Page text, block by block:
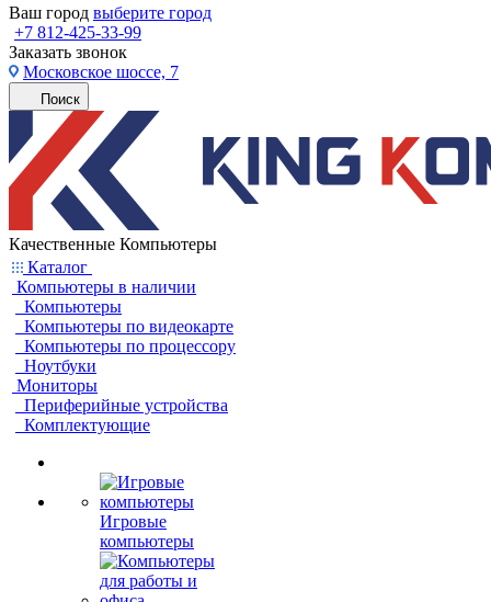
Ваш город выберите город
+7 812-425-33-99
Заказать звонок
Московское шоссе, 7
Поиск
Качественные Компьютеры
Каталог
Компьютеры в наличии
Компьютеры
Компьютеры по видеокарте
Компьютеры по процессору
Ноутбуки
Мониторы
Периферийные устройства
Комплектующие
Игровые
компьютеры